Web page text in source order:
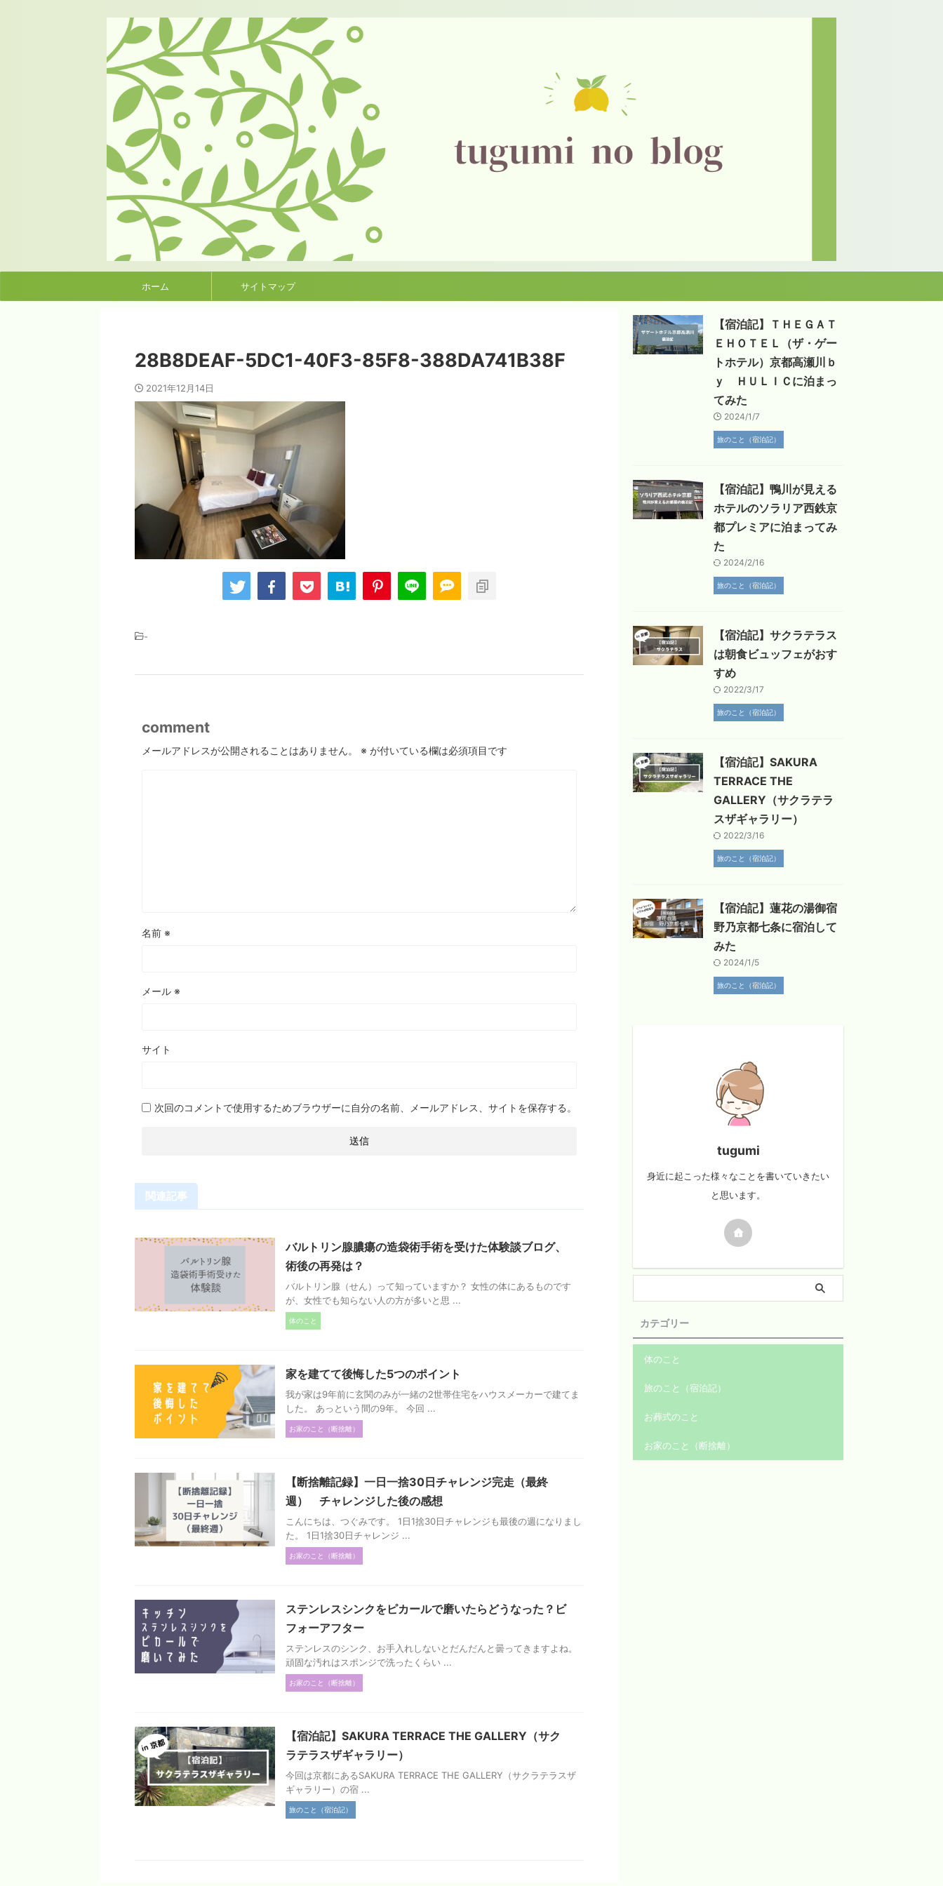
ホーム サイトマップ
28B8DEAF-5DC1-40F3-85F8-388DA741B38F
2021年12月14日
-
comment
メールアドレスが公開されることはありません。 ※ が付いている欄は必須項目です
名前 ※
メール ※
サイト
次回のコメントで使用するためブラウザーに自分の名前、メールアドレス、サイトを保存する。
関連記事
バルトリン腺膿瘍の造袋術手術を受けた体験談ブログ、
術後の再発は？
バルトリン腺（せん）って知っていますか？ 女性の体にあるものです
が、女性でも知らない人の方が多いと思 ...
体のこと
家を建てて後悔した5つのポイント
我が家は9年前に玄関のみが一緒の2世帯住宅をハウスメーカーで建てま
した。 あっという間の9年。 今回 ...
お家のこと（断捨離）
【断捨離記録】一日一捨30日チャレンジ完走（最終
週） チャレンジした後の感想
こんにちは、つぐみです。 1日1捨30日チャレンジも最後の週になりまし
た。 1日1捨30日チャレンジ ...
お家のこと（断捨離）
ステンレスシンクをピカールで磨いたらどうなった？ビ
フォーアフター
ステンレスのシンク、お手入れしないとだんだんと曇ってきますよね。
頑固な汚れはスポンジで洗ったくらい ...
お家のこと（断捨離）
【宿泊記】SAKURA TERRACE THE GALLERY（サク
ラテラスザギャラリー）
今回は京都にあるSAKURA TERRACE THE GALLERY（サクラテラスザ
ギャラリー）の宿 ...
旅のこと（宿泊記）
【宿泊記】ＴＨＥＧＡＴ
ＥＨＯＴＥＬ（ザ・ゲー
トホテル）京都高瀬川ｂ
ｙ ＨＵＬＩＣに泊まっ
てみた
2024/1/7
旅のこと（宿泊記）
【宿泊記】鴨川が見える
ホテルのソラリア西鉄京
都プレミアに泊まってみ
た
2024/2/16
旅のこと（宿泊記）
【宿泊記】サクラテラス
は朝食ビュッフェがおす
すめ
2022/3/17
旅のこと（宿泊記）
【宿泊記】SAKURA
TERRACE THE
GALLERY（サクラテラ
スザギャラリー）
2022/3/16
旅のこと（宿泊記）
【宿泊記】蓮花の湯御宿
野乃京都七条に宿泊して
みた
2024/1/5
旅のこと（宿泊記）
tugumi
身近に起こった様々なことを書いていきたい
と思います。
カテゴリー
体のこと
旅のこと（宿泊記）
お葬式のこと
お家のこと（断捨離）